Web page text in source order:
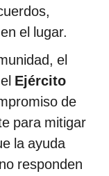
el lugar.
el
Ejército
de
para mitigar
la ayuda
responden